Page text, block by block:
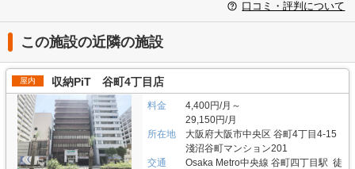
口コミ・評判について
この施設の近隣の施設
屋内 収納PiT 谷町4丁目店
料金
4,400円/月～
29,150円/月
所在地
大阪府大阪市中央区 谷町4丁目4-15
淺沼谷町マンション201
交通
Osaka Metro中央線 谷町四丁目駅 徒